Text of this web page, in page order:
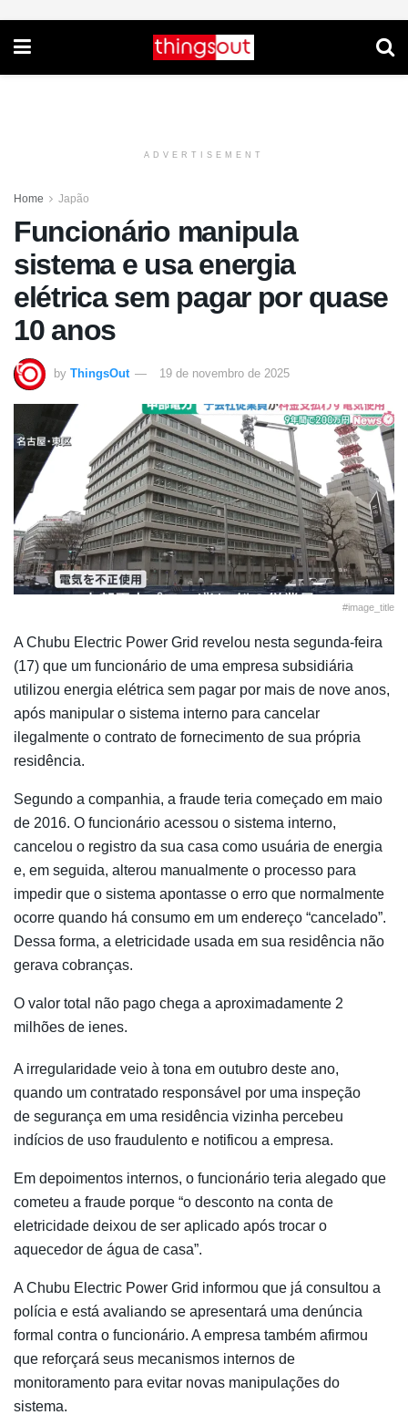
ADVERTISEMENT
Home Japão
Funcionário manipula
sistema e usa energia
elétrica sem pagar por quase
10 anos
by ThingsOut 19 de novembro de 2025
#image_title
A Chubu Electric Power Grid revelou nesta segunda-feira
(17) que um funcionário de uma empresa subsidiária
utilizou energia elétrica sem pagar por mais de nove anos,
após manipular o sistema interno para cancelar
ilegalmente o contrato de fornecimento de sua própria
residência.
Segundo a companhia, a fraude teria começado em maio
de 2016. O funcionário acessou o sistema interno,
cancelou o registro da sua casa como usuária de energia
e, em seguida, alterou manualmente o processo para
impedir que o sistema apontasse o erro que normalmente
ocorre quando há consumo em um endereço “cancelado”.
Dessa forma, a eletricidade usada em sua residência não
gerava cobranças.
O valor total não pago chega a aproximadamente 2
milhões de ienes.
A irregularidade veio à tona em outubro deste ano,
quando um contratado responsável por uma inspeção
de segurança em uma residência vizinha percebeu
indícios de uso fraudulento e notificou a empresa.
Em depoimentos internos, o funcionário teria alegado que
cometeu a fraude porque “o desconto na conta de
eletricidade deixou de ser aplicado após trocar o
aquecedor de água de casa”.
A Chubu Electric Power Grid informou que já consultou a
polícia e está avaliando se apresentará uma denúncia
formal contra o funcionário. A empresa também afirmou
que reforçará seus mecanismos internos de
monitoramento para evitar novas manipulações do
sistema.